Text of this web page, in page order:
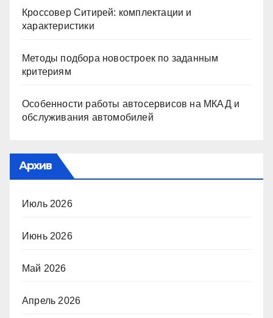
Кроссовер Ситирей: комплектации и
характеристики
Методы подбора новостроек по заданным
критериям
Особенности работы автосервисов на МКАД и
обслуживания автомобилей
Архив
Июль 2026
Июнь 2026
Май 2026
Апрель 2026